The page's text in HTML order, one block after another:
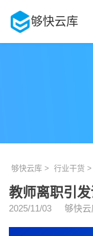
够快云库
够快云库 > 行业干货 >
教师离职引
2025/11/03 够快